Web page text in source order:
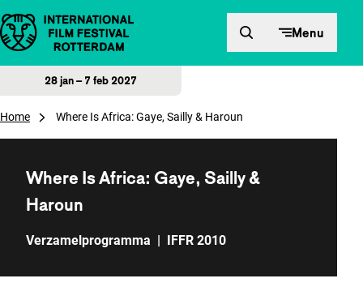
Direct naar inhoud Menu
28 jan – 7 feb 2027
Home Where Is Africa: Gaye, Sailly & Haroun
Where Is Africa: Gaye, Sailly &
Haroun
Verzamelprogramma | IFFR 2010